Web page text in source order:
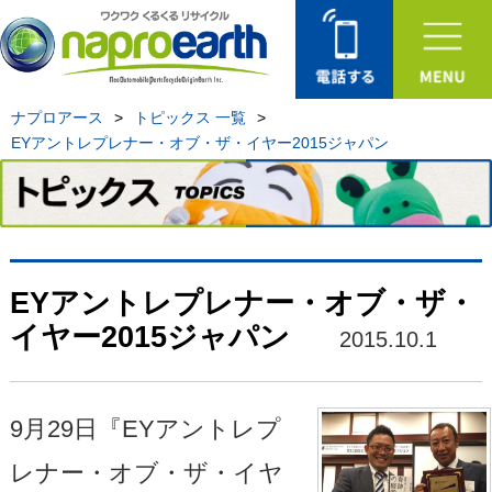
ナプロアース > トピックス 一覧
>
EYアントレプレナー・オブ・ザ・イヤー2015ジャパン
EYアントレプレナー・オブ・ザ・
イヤー2015ジャパン
2015.10.1
9月29日『EYアントレプ
レナー・オブ・ザ・イヤ